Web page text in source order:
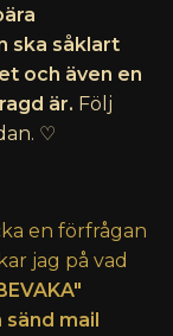
ska såklart
och även en
är. Följ
♡
en förfrågan
jag på vad
mail